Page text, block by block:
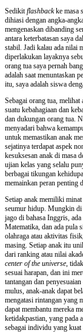
Sedikitflashbackke masa
dihiasi dengan angka-
mengenaskan dibanding
antara keterbatasan saya
stabil. Jadi kalau ada nilai
diperlakukan layaknya
orang tua saya pernah
adalah saat menuntaskan
itu, saya adalah siswa
Sebagai orang tua,
suatu kebahagiaan dan
dan dukungan orang tua.
menyadari bahwa
untuk memastikan anak
sejatinya terdapat aspek
kesuksesan anak di masa
ujian kelas yang selalu
berbagai tikungan
memainkan peran penting
Setiap anak memiliki
seumur hidup. Mungkin di
jago di bahasa Inggris,
Matematika, dan ada pula
olahraga atau aktivitas
masing. Setiap anak itu
dari ranking atau nilai
center of the universe,
sesuai harapan, dan ini
tantangan dan
mulus, anak-anak dapat
mengatasi rintangan yang
dapat membantu mereka
ketidakpastian, yang pada
sebagai individu yang kuat